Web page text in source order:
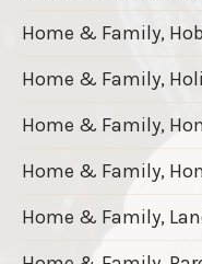
Home & Family,
Home & Family,
Home & Family,
Home & Family,
Home & Family,